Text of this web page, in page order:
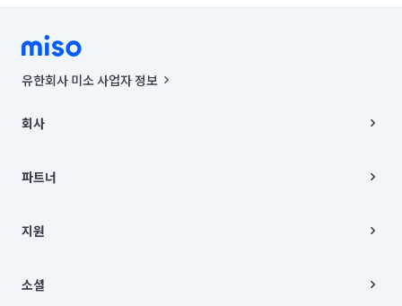
유한회사 미소 사업자 정보
00019 |
주소 | 본사: 서울특별시 종로구 율곡로 6(중학동, 트윈트리빌딩) B동 5층
컨택센터 : 서울특별시 종로구 수송동 율곡로 24, 7층, 8층 미소
상품, 상품정보, 거래에 관한 의무와 책임은 거래당사자에게 있습니다.
언론 보도 관련 문의:
© 유한회사 미소. Miso, Inc. All Rights Reserved.
회사
채용
파트너
이사
지원
이용약관
소셜